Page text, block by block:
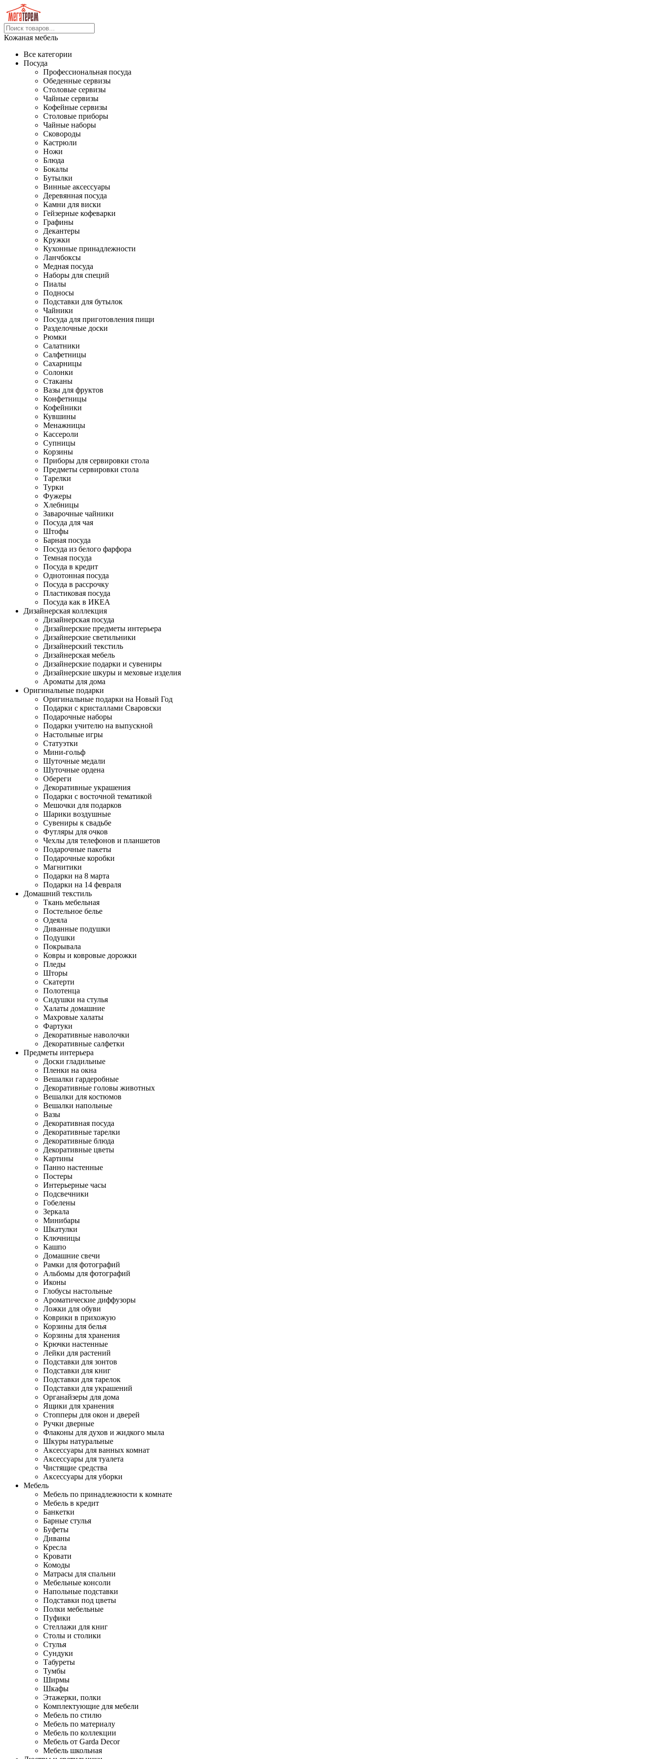
Кожаная мебель
Все категории
Посуда
Профессиональная посуда
Обеденные сервизы
Столовые сервизы
Чайные сервизы
Кофейные сервизы
Столовые приборы
Чайные наборы
Сковороды
Кастрюли
Ножи
Блюда
Бокалы
Бутылки
Винные аксессуары
Деревянная посуда
Камни для виски
Гейзерные кофеварки
Графины
Декантеры
Кружки
Кухонные принадлежности
Ланчбоксы
Медная посуда
Наборы для специй
Пиалы
Подносы
Подставки для бутылок
Чайники
Посуда для приготовления пищи
Разделочные доски
Рюмки
Салатники
Салфетницы
Сахарницы
Солонки
Стаканы
Вазы для фруктов
Конфетницы
Кофейники
Кувшины
Менажницы
Кассероли
Супницы
Корзины
Приборы для сервировки стола
Предметы сервировки стола
Тарелки
Турки
Фужеры
Хлебницы
Заварочные чайники
Посуда для чая
Штофы
Барная посуда
Посуда из белого фарфора
Темная посуда
Посуда в кредит
Однотонная посуда
Посуда в рассрочку
Пластиковая посуда
Посуда как в ИКЕА
Дизайнерская коллекция
Дизайнерская посуда
Дизайнерские предметы интерьера
Дизайнерские светильники
Дизайнерский текстиль
Дизайнерская мебель
Дизайнерские подарки и сувениры
Дизайнерские шкуры и меховые изделия
Ароматы для дома
Оригинальные подарки
Оригинальные подарки на Новый Год
Подарки с кристаллами Сваровски
Подарочные наборы
Подарки учителю на выпускной
Настольные игры
Статуэтки
Мини-гольф
Шуточные медали
Шуточные ордена
Обереги
Декоративные украшения
Подарки с восточной тематикой
Мешочки для подарков
Шарики воздушные
Сувениры к свадьбе
Футляры для очков
Чехлы для телефонов и планшетов
Подарочные пакеты
Подарочные коробки
Магнитики
Подарки на 8 марта
Подарки на 14 февраля
Домашний текстиль
Ткань мебельная
Постельное белье
Одеяла
Диванные подушки
Подушки
Покрывала
Ковры и ковровые дорожки
Пледы
Шторы
Скатерти
Полотенца
Сидушки на стулья
Халаты домашние
Махровые халаты
Фартуки
Декоративные наволочки
Декоративные салфетки
Предметы интерьера
Доски гладильные
Пленки на окна
Вешалки гардеробные
Декоративные головы животных
Вешалки для костюмов
Вешалки напольные
Вазы
Декоративная посуда
Декоративные тарелки
Декоративные блюда
Декоративные цветы
Картины
Панно настенные
Постеры
Интерьерные часы
Подсвечники
Гобелены
Зеркала
Минибары
Шкатулки
Ключницы
Кашпо
Домашние свечи
Рамки для фотографий
Альбомы для фотографий
Иконы
Глобусы настольные
Ароматические диффузоры
Ложки для обуви
Коврики в прихожую
Корзины для белья
Корзины для хранения
Крючки настенные
Лейки для растений
Подставки для зонтов
Подставки для книг
Подставки для тарелок
Подставки для украшений
Органайзеры для дома
Ящики для хранения
Стопперы для окон и дверей
Ручки дверные
Флаконы для духов и жидкого мыла
Шкуры натуральные
Аксессуары для ванных комнат
Аксессуары для туалета
Чистящие средства
Аксессуары для уборки
Мебель
Мебель по принадлежности к комнате
Мебель в кредит
Банкетки
Барные стулья
Буфеты
Диваны
Кресла
Кровати
Комоды
Матрасы для спальни
Мебельные консоли
Напольные подставки
Подставки под цветы
Полки мебельные
Пуфики
Стеллажи для книг
Столы и столики
Стулья
Сундуки
Табуреты
Тумбы
Ширмы
Шкафы
Этажерки, полки
Комплектующие для мебели
Мебель по стилю
Мебель по материалу
Мебель по коллекции
Мебель от Garda Decor
Мебель школьная